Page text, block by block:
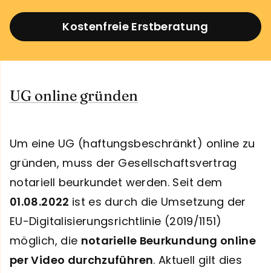
Kostenfreie Erstberatung
UG online gründen
Um eine UG (haftungsbeschränkt) online zu
gründen, muss der Gesellschaftsvertrag
notariell beurkundet werden. Seit dem
01.08.2022 ist es durch die Umsetzung der
EU-Digitalisierungsrichtlinie (2019/1151)
möglich, die notarielle Beurkundung online
per Video durchzuführen. Aktuell gilt dies